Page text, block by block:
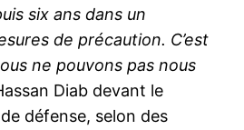
le1.ma
de
six ans dans un
de précaution. C’est
ne pouvons pas nous
Diab devant le
défense, selon des